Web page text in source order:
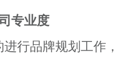
专业度
行品牌规划工作